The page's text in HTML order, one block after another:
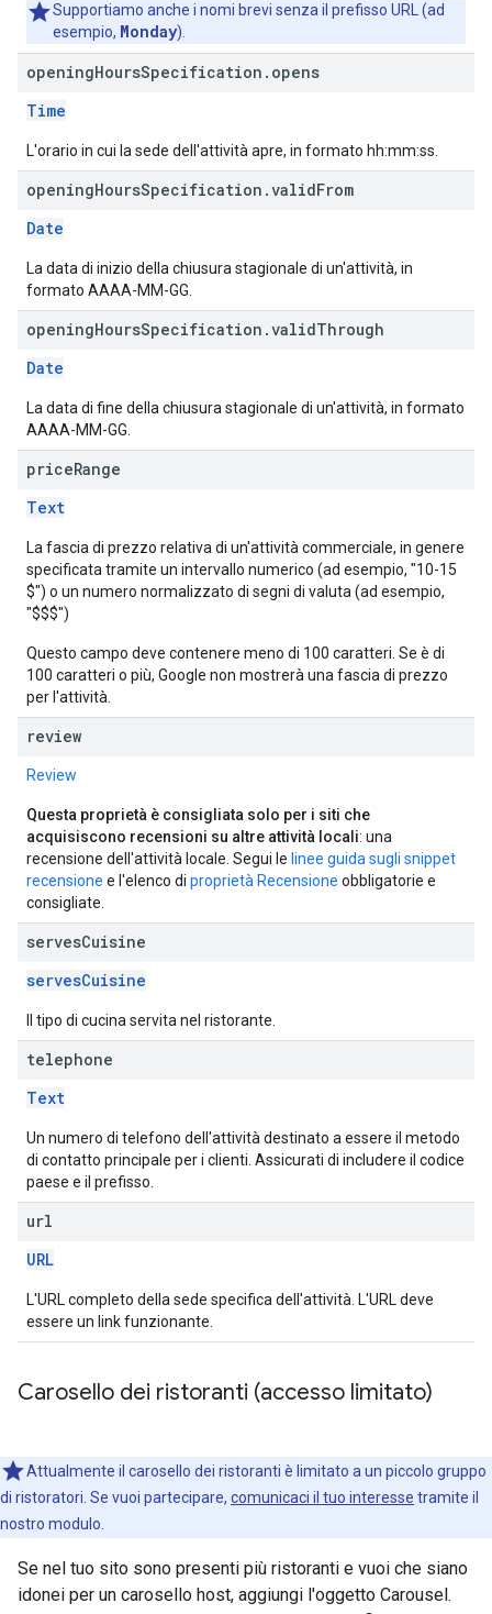
Supportiamo anche i nomi brevi senza il prefisso URL (ad
esempio, Monday).
openingHoursSpecification . opens
Time
L'orario in cui la sede dell'attività apre, in formato hh:mm:ss.
openingHoursSpecification .validFrom
Date
La data di inizio della chiusura stagionale di un'attività, in
formato AAAA-MM-GG.
openingHoursSpecification .validThrough
Date
La data di fine della chiusura stagionale di un'attività, in formato
AAAA-MM-GG.
priceRange
Text
La fascia di prezzo relativa di un'attività commerciale, in genere
specificata tramite un intervallo numerico (ad esempio, "10-15
$") o un numero normalizzato di segni di valuta (ad esempio,
"$$$")
Questo campo deve contenere meno di 100 caratteri. Se è di
100 caratteri o più, Google non mostrerà una fascia di prezzo
per l'attività.
review
Review
Questa proprietà è consigliata solo per i siti che
acquisiscono recensioni su altre attività locali: una
recensione dell'attività locale. Segui le linee guida sugli snippet
recensione e l'elenco di proprietà Recensione obbligatorie e
consigliate.
servesCuisine
servesCuisine
Il tipo di cucina servita nel ristorante.
telephone
Text
Un numero di telefono dell'attività destinato a essere il metodo
di contatto principale per i clienti. Assicurati di includere il codice
paese e il prefisso.
url
URL
L'URL completo della sede specifica dell'attività. L'URL deve
essere un link funzionante.
Carosello dei ristoranti (accesso limitato)
Attualmente il carosello dei ristoranti è limitato a un piccolo gruppo
di ristoratori. Se vuoi partecipare, comunicaci il tuo interesse tramite il
nostro modulo.
Se nel tuo sito sono presenti più ristoranti e vuoi che siano
idonei per un carosello host, aggiungi l'oggetto Carousel.